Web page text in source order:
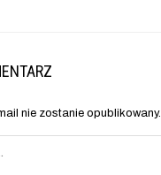
nie zostanie opublikowany.